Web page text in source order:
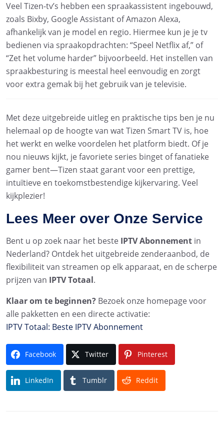
Veel Tizen-tv’s hebben een spraakassistent ingebouwd,
zoals Bixby, Google Assistant of Amazon Alexa,
afhankelijk van je model en regio. Hiermee kun je je tv
bedienen via spraakopdrachten: “Speel Netflix af,” of
“Zet het volume harder” bijvoorbeeld. Het instellen van
spraakbesturing is meestal heel eenvoudig en zorgt
voor extra gemak bij het gebruik van je televisie.
Met deze uitgebreide uitleg en praktische tips ben je nu
helemaal op de hoogte van wat Tizen Smart TV is, hoe
het werkt en welke voordelen het platform biedt. Of je
nou nieuws kijkt, je favoriete series binget of fanatieke
gamer bent—Tizen staat garant voor een prettige,
intuïtieve en toekomstbestendige kijkervaring. Veel
kijkplezier!
Lees Meer over Onze Service
Bent u op zoek naar het beste IPTV Abonnement in
Nederland? Ontdek het uitgebreide zenderaanbod, de
flexibiliteit van streamen op elk apparaat, en de scherpe
prijzen van IPTV Totaal.
Klaar om te beginnen? Bezoek onze homepage voor
alle pakketten en een directe activatie:
IPTV Totaal: Beste IPTV Abonnement
Facebook Twitter Pinterest
LinkedIn Tumblr Reddit